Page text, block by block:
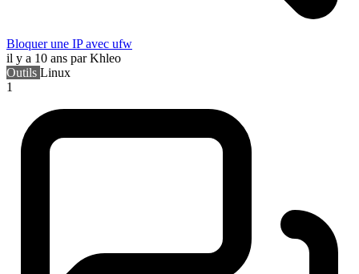
Bloquer une IP avec ufw
il y a 10 ans par Khleo
Outils Linux
1